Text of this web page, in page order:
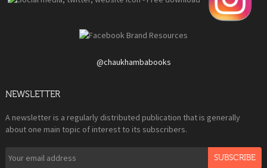
@chaukhambabooks
NEWSLETTER
A newsletter is a regularly distributed publication that is generally
about one main topic of interest to its subscribers.
SUBSCRIBE